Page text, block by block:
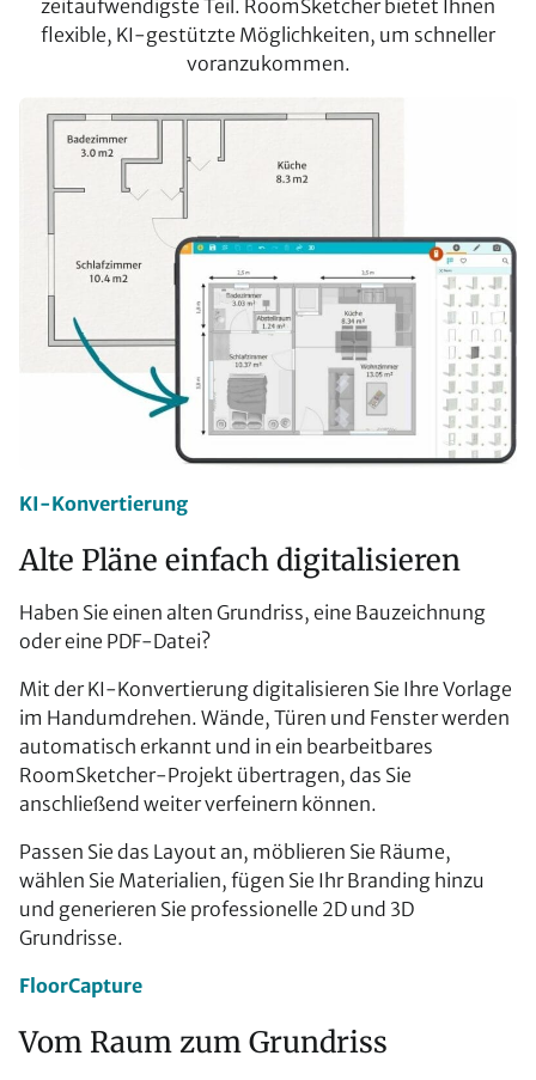
zeitaufwendigste Teil. RoomSketcher bietet Ihnen
flexible, KI-gestützte Möglichkeiten, um schneller
voranzukommen.
KI-Konvertierung
Alte Pläne einfach digitalisieren
Haben Sie einen alten Grundriss, eine Bauzeichnung
oder eine PDF-Datei?
Mit der KI-Konvertierung digitalisieren Sie Ihre Vorlage
im Handumdrehen. Wände, Türen und Fenster werden
automatisch erkannt und in ein bearbeitbares
RoomSketcher-Projekt übertragen, das Sie
anschließend weiter verfeinern können.
Passen Sie das Layout an, möblieren Sie Räume,
wählen Sie Materialien, fügen Sie Ihr Branding hinzu
und generieren Sie professionelle 2D und 3D
Grundrisse.
FloorCapture
Vom Raum zum Grundriss